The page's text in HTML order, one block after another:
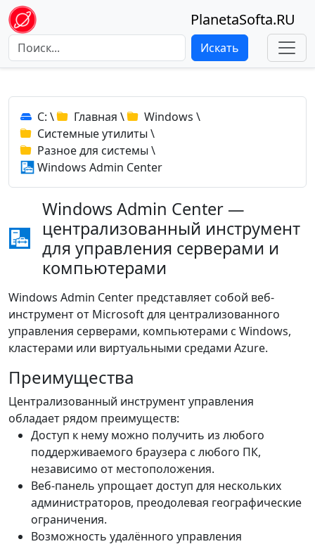
PlanetaSofta.RU
Искать
C: \ Главная \ Windows \
Системные утилиты \
Разное для системы \
Windows Admin Center
Windows Admin Center —
централизованный инструмент
для управления серверами и
компьютерами
Windows Admin Center представляет собой веб-
инструмент от Microsoft для централизованного
управления серверами, компьютерами с Windows,
кластерами или виртуальными средами Azure.
Преимущества
Централизованный инструмент управления
обладает рядом преимуществ:
Доступ к нему можно получить из любого
поддерживаемого браузера с любого ПК,
независимо от местоположения.
Веб-панель упрощает доступ для нескольких
администраторов, преодолевая географические
ограничения.
Возможность удалённого управления